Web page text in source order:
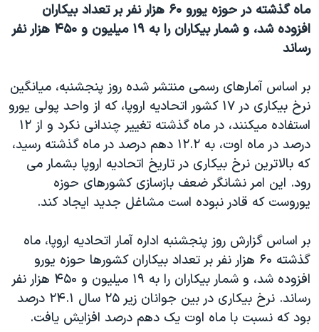
آرشیو پخش زنده
مجموعه مستندهای دادخواهی
تریبونال مردمی آبان ۹۸
چهل سال گروگان‌گیری
قانون شفافیت دارائی کادر رهبری ایران
اعتراضات مردمی آبان ۹۸
اسرائیل در جنگ
نرگس محمدی برنده جایزه نوبل صلح
صفحه‌های ویژه
سفر پرزیدنت ترامپ به چین
ماه گذشته در حوزه یورو ۶۰ هزار نفر بر تعداد بیکاران
افزوده شد، و شمار بیکاران را به ۱۹ میلیون و ۴۵۰ هزار نفر
رساند
بر اساس آمارهای رسمی منتشر شده روز پنجشنبه، میانگین
نرخ بیکاری در ۱۷ کشور اتحادیه اروپا، که از واحد پولی یورو
استفاده میکنند، در ماه گذشته تغییر چندانی نکرد و از ۱۲
درصد در ماه اوت، به ۱۲.۲ دهم درصد در ماه گذشته رسید،
که بالاترین نرخ بیکاری در تاریخ اتحادیه اروپا بشمار می
رود. این امر نشانگر ضعف بازسازی کشورهای حوزه
یوروست که قادر نبوده است مشاغل جدید ایجاد کند.
بر اساس گزارش روز پنجشنبه اداره آمار اتحادیه اروپا، ماه
گذشته ۶۰ هزار نفر بر تعداد بیکاران کشورها حوزه یورو
افزوده شد، و شمار بیکاران را به ۱۹ میلیون و ۴۵۰ هزار نفر
رساند. نرخ بیکاری در بین جوانان زیر ۲۵ سال ۲۴.۱ درصد
بود که نسبت با ماه اوت یک دهم درصد افزایش یافت.